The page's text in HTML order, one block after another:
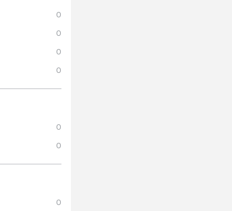
0
0
0
0
0
0
0